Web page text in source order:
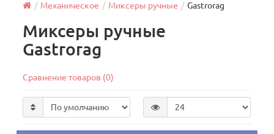
Механическое Миксеры ручные Gastrorag
Миксеры ручные
Gastrorag
Сравнение товаров (0)